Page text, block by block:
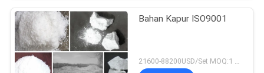
Bahan Kapur ISO9001
21600-88200USD/Set MOQ:1 set